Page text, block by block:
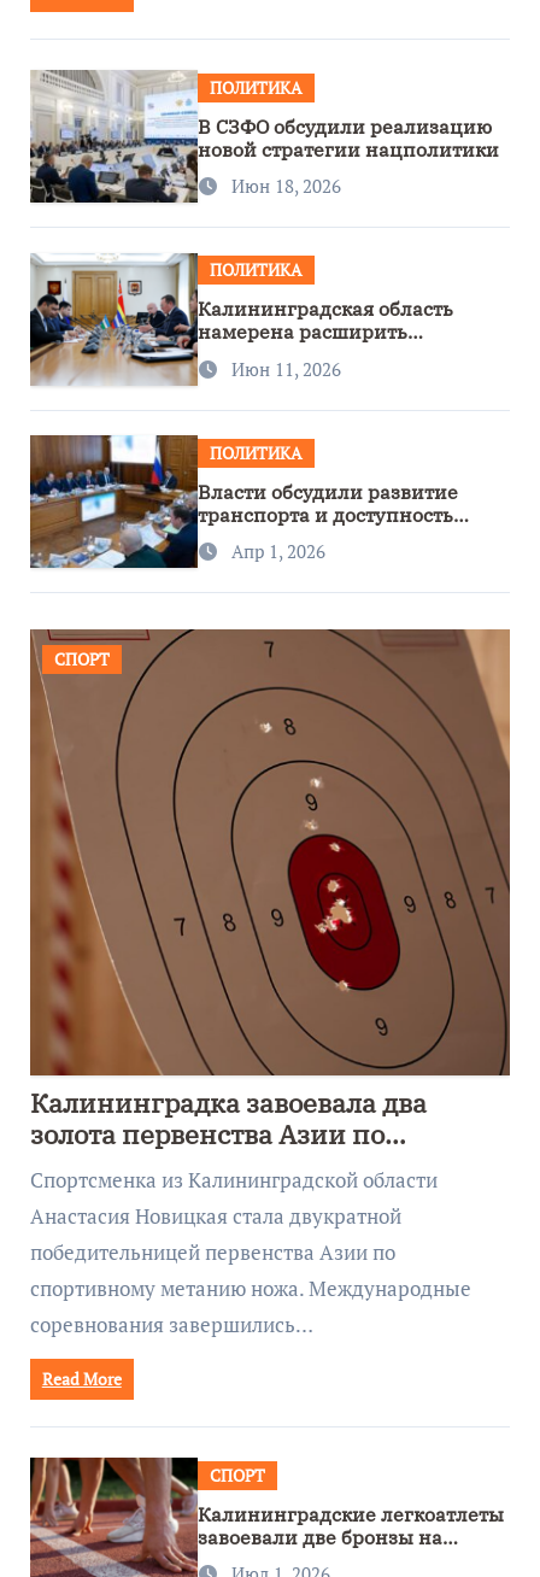
ПОЛИТИКА
В СЗФО обсудили реализацию
новой стратегии нацполитики
Июн 18, 2026
ПОЛИТИКА
Калининградская область
намерена расширить
сотрудничество с Узбекистаном
Июн 11, 2026
ПОЛИТИКА
Власти обсудили развитие
транспорта и доступность
региона
Апр 1, 2026
СПОРТ
Калининградка завоевала два
золота первенства Азии по
метанию ножа
Спортсменка из Калининградской области
Анастасия Новицкая стала двукратной
победительницей первенства Азии по
спортивному метанию ножа. Международные
соревнования завершились…
Read More
СПОРТ
Калининградские легкоатлеты
завоевали две бронзы на
первенстве России